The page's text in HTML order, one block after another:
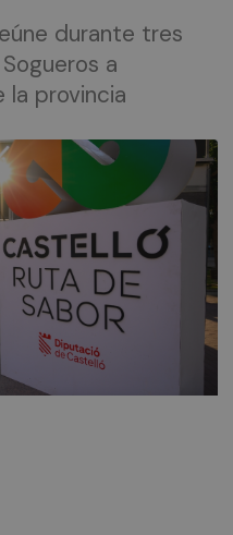
durante tres
a
provincia